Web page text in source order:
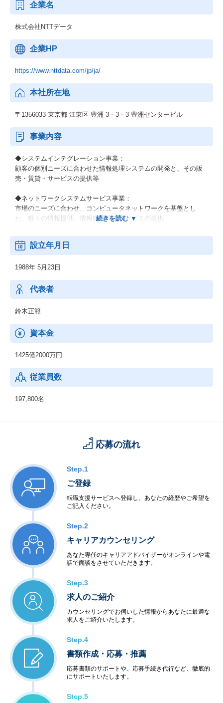
企業名
株式会社NTTデータ
企業HP
https://www.nttdata.com/jp/ja/
本社所在地
〒1356033 東京都 江東区 豊洲 3－3－3 豊洲センタービル
事業内容
◆システムインテグレーション事業：
顧客の個別ニーズに合わせた情報処理システムの開発と、その販
売・賃貸・サービスの提供等
◆ネットワークシステムサービス事業：
市場のニーズに合わせ、コンピュータネットワークを基盤とし
た、種々の情報提供、情報処理等のサービスの提供
◆その他の事業：
顧客の経営上の問題点に係わる調査・分析、情報処理システムの
設立年月日
1988年 5月23日
代表者
鈴木正範
資本金
1425億2000万円
従業員数
197,800名
応募の流れ
Step.1
ご登録
転職支援サービスへ登録し、あなたの経歴やご希望を
ご記入ください。
Step.2
キャリアカウンセリング
あなた専任のキャリアアドバイザーがオンラインや電
話で面談をさせていただきます。
Step.3
求人のご紹介
カウンセリングでお伺いした情報からあなたに最適な
求人をご紹介いたします。
Step.4
書類作成・応募・推薦
応募書類のサポートや、応募手続き代行など、徹底的
にサポートいたします。
Step.5